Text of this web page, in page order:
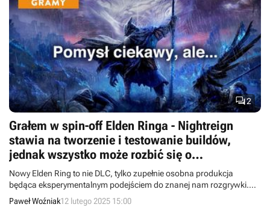
2
Grałem w spin-off Elden Ringa - Nightreign
stawia na tworzenie i testowanie buildów,
jednak wszystko może rozbić się o
powtarzalność
Nowy Elden Ring to nie DLC, tylko zupełnie osobna produkcja
będąca eksperymentalnym podejściem do znanej nam rozgrywki.
Miałem okazję pograć już kilka godzin w Nightreigna i mogę Wam
powiedzieć, czym faktycznie jest ta gra oraz jakie mam co do niej
Paweł Woźniak12 lutego 2025 15:00